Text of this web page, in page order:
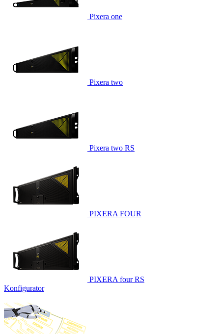
Pixera one
Pixera two
Pixera two RS
PIXERA FOUR
PIXERA four RS
Konfigurator